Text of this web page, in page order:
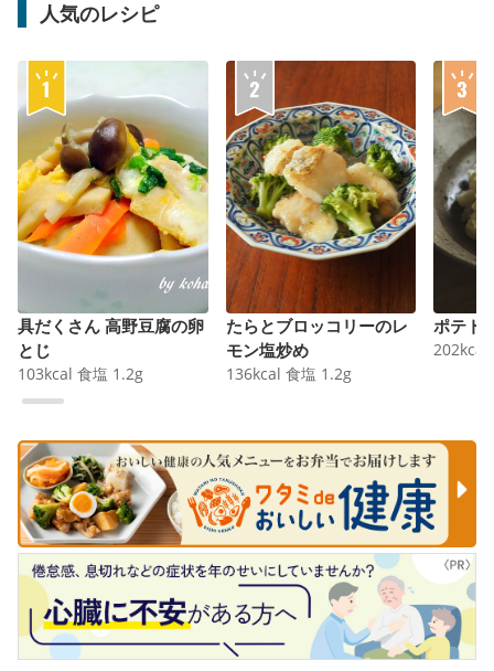
人気のレシピ
具だくさん 高野豆腐の卵
とじ
103kcal 食塩 1.2g
たらとブロッコリーのレ
モン塩炒め
136kcal 食塩 1.2g
ポテト
202kcal